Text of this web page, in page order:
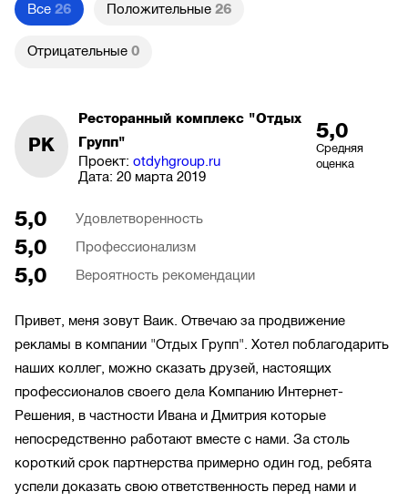
Все 26 Положительные 26
Отрицательные 0
РК
Ресторанный комплекс "Отдых
Групп"
Проект: otdyhgroup.ru
Дата: 20 марта 2019
5,0
Средняя
оценка
5,0 Удовлетворенность
5,0 Профессионализм
5,0 Вероятность рекомендации
Привет, меня зовут Ваик. Отвечаю за продвижение
рекламы в компании "Отдых Групп". Хотел поблагодарить
наших коллег, можно сказать друзей, настоящих
профессионалов своего дела Компанию Интернет-
Решения, в частности Ивана и Дмитрия которые
непосредственно работают вместе с нами. За столь
короткий срок партнерства примерно один год, ребята
успели доказать свою ответственность перед нами и